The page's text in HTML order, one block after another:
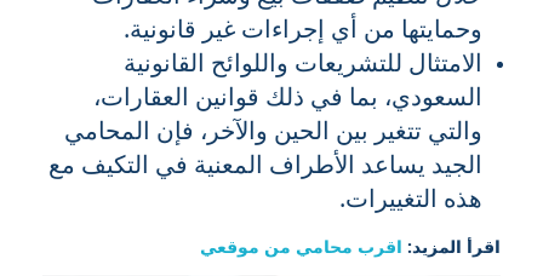
وحمايتها من أي إجراءات غير قانونية.
الامتثال للتشريعات واللوائح القانونية
السعودي، بما في ذلك قوانين العقارات،
والتي تتغير بين الحين والآخر، فإن المحامي
الجيد يساعد الأطراف المعنية في التكيف مع
هذه التغييرات.
اقرأ المزيد: اقرب محامي من موقعي